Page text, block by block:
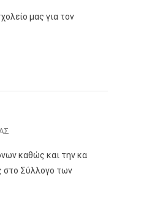
μας για τον
καθώς και την κα
στο Σύλλογο των